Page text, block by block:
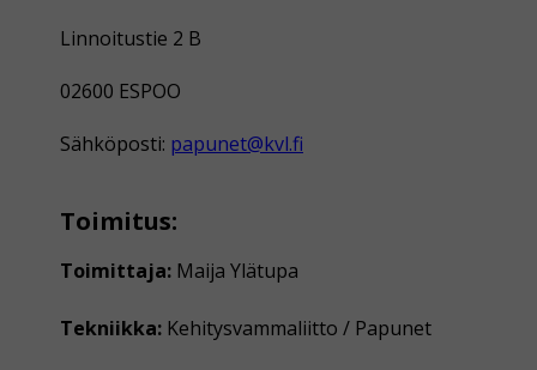
Linnoitustie 2 B
02600 ESPOO
Sähköposti: papunet@kvl.fi
Toimitus:
Toimittaja: Maija Ylätupa
Tekniikka: Kehitysvammaliitto / Papunet